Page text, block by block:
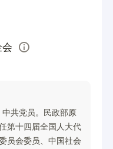
会
共党员。民政部原
第十四届全国人大代
员会委员、中国社会